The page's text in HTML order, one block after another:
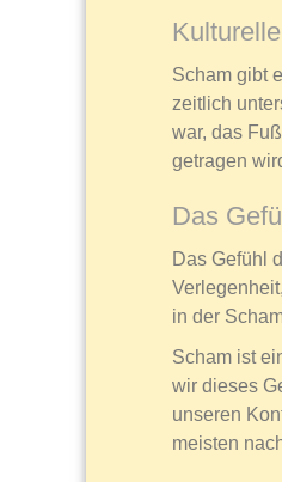
Scham gibt
zeitlich
war, das
getragen
Das
Das Gefühl
in der
Scham ist
wir dieses
unseren
meisten